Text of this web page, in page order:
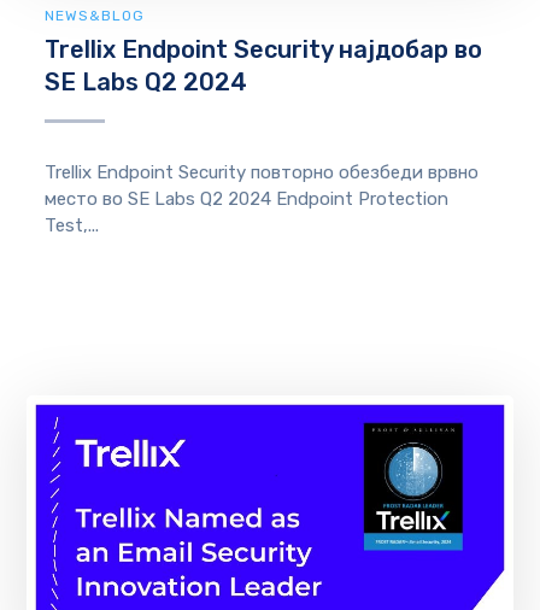
NEWS&BLOG
Trellix Endpoint Security најдобар во
SE Labs Q2 2024
Trellix Endpoint Security повторно обезбеди врвно
место во SE Labs Q2 2024 Endpoint Protection
Test,...